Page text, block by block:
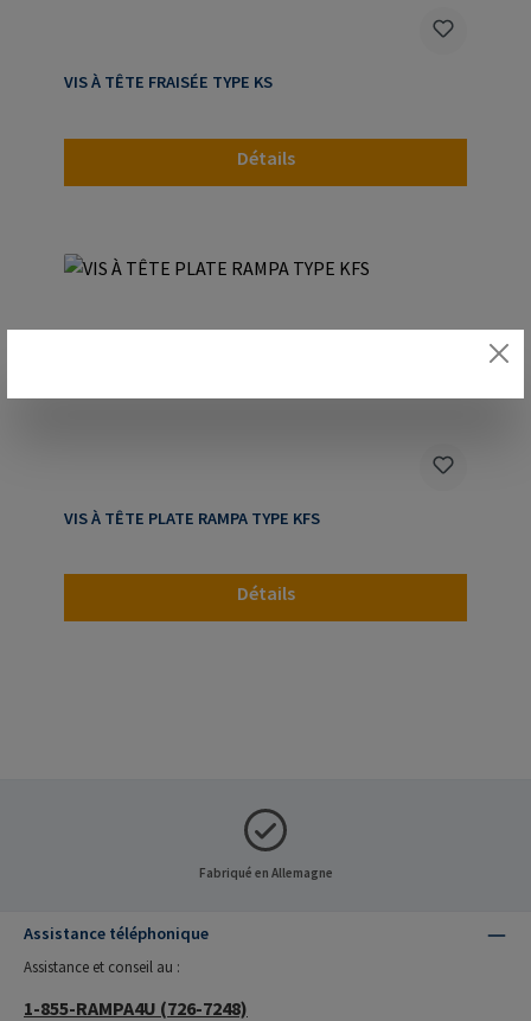
VIS À TÊTE FRAISÉE TYPE KS
Détails
VIS À TÊTE PLATE RAMPA TYPE KFS
Détails
Fabriqué en Allemagne
Assistance téléphonique
Assistance et conseil au :
1-855-RAMPA4U (726-7248)